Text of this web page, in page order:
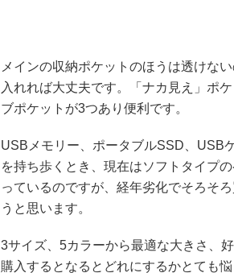
メインの収納ポケットのほうは透けな
入れれば大丈夫です。「ナカ見え」ポ
ブポケットが3つあり便利です。
USBメモリー、ポータブルSSD、USB
を持ち歩くとき、現在はソフトタイプ
っているのですが、経年劣化でそろそ
うと思います。
3サイズ、5カラーから最適な大きさ、
購入するとなるとどれにするかとても悩